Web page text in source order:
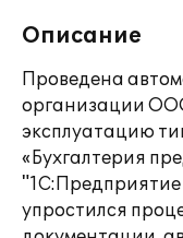
Описание
Проведена
организации
эксплуатацию
«Бухгалтерия
"1С:Предприятие
упростился